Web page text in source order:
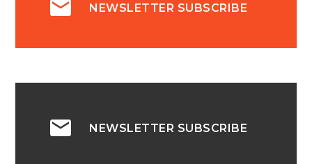
NEWSLETTER SUBSCRIBE
NEWSLETTER SUBSCRIBE